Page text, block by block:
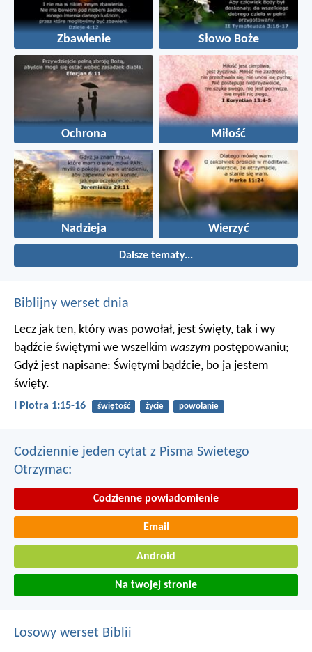
Zbawienie Słowo Boże
Ochrona Miłość
Nadzieja Wierzyć
Dalsze tematy...
Biblijny werset dnia
Lecz jak ten, który was powołał, jest święty, tak i wy
bądźcie świętymi we wszelkim waszym postępowaniu;
Gdyż jest napisane: Świętymi bądźcie, bo ja jestem
święty.
I Piotra 1:15-16 świętość życie powołanie
Codziennie jeden cytat z Pisma Swietego
Otrzymac:
Codzienne powiadomienie
Email
Android
Na twojej stronie
Losowy werset Biblii